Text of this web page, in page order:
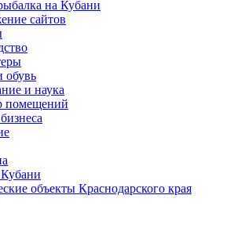
на Кубани
сайтов
обувь
и наука
помещений
объекты Краснодарского края